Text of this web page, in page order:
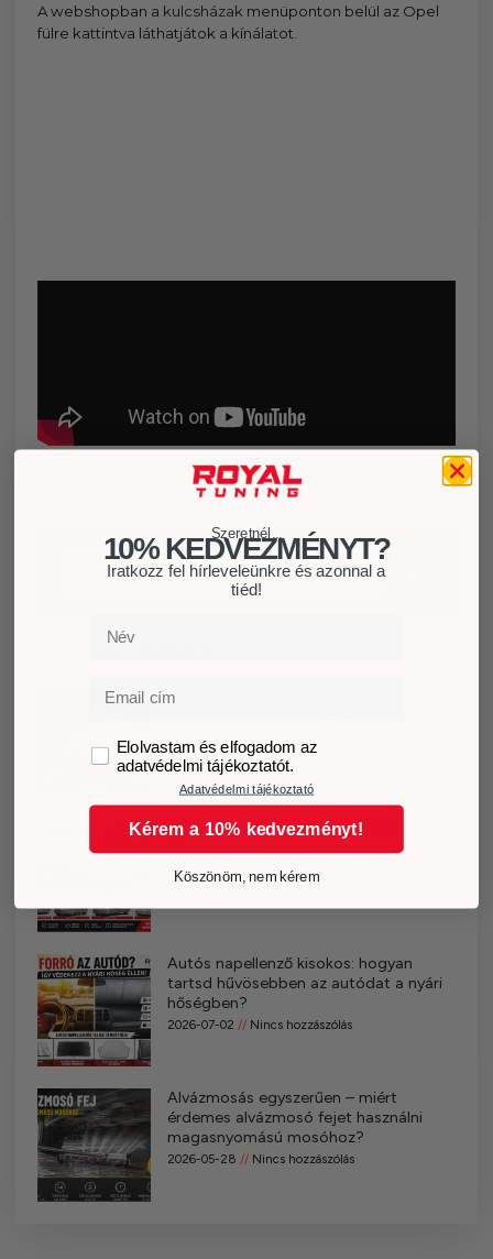
A webshopban a kulcsházak menüponton belül az Opel
fülre kattintva láthatjátok a kínálatot.
Korábbi cikkeink
BMW váltógomb csere
Autóponyva vásárlási útmutató –
választani?
Autós napellenző kisokos: hogyan
tartsd hűvösebben az autódat a nyári
hőségben?
2026-07-02 Nincs hozzászólás
Alvázmosás egyszerűen – miért
érdemes alvázmosó fejet használni
magasnyomású mosóhoz?
2026-05-28 Nincs hozzászólás
Szeretnél...
10% KEDVEZMÉNYT?
Iratkozz fel hírleveleünkre és azonnal a
tiéd!
Név
Email
GDPRElolvastam és elfogadom az
adatvédelmi tájékoztatót.
Adatvédelmi tájékoztató
Kérem a 10% kedvezményt!
Köszönöm, nem kérem